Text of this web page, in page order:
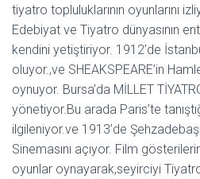
tiyatro topluluklarının oyunlarını
Edebiyat ve Tiyatro dünyasının
kendini yetiştiriyor. 1912’de
oluyor.,ve SHEAKSPEARE’in
oynuyor. Bursa’da MİLLET
yönetiyor.Bu arada Paris’te
ilgileniyor.ve 1913’de
Sinemasını açıyor. Film
oyunlar oynayarak,seyirciyi